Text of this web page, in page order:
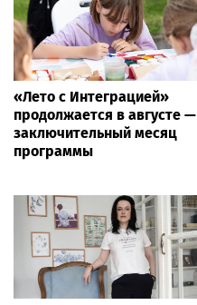
«Лето с Интеграцией»
продолжается в августе —
заключительный месяц
программы